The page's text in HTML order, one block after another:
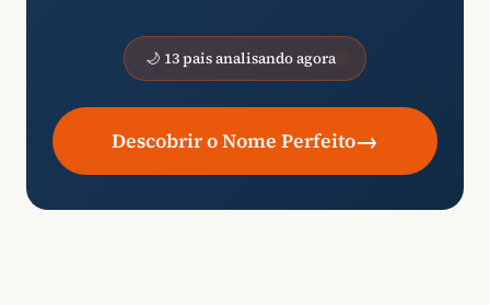
🌙 13 pais analisando agora
Descobrir o Nome Perfeito→